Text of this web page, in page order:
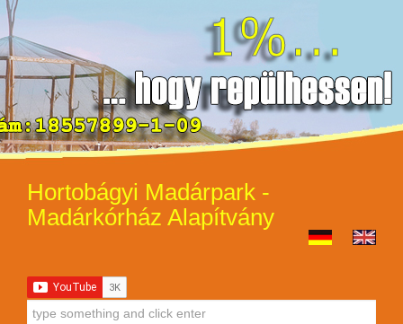
Hortobágyi Madárpark -
Madárkórház Alapítvány